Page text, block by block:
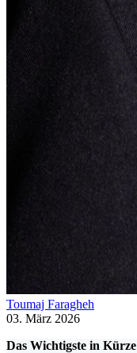
Toumaj Faragheh
03. März 2026
Das Wichtigste in Kürze